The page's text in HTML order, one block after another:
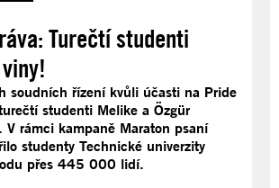
Turečtí studenti
soudních řízení kvůli účasti na Pride
studenti Melike a Özgür
V rámci kampaně Maraton psaní
studenty Technické univerzity
přes 445 000 lidí.